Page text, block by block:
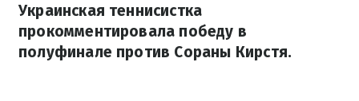
Украинская теннисистка
прокомментировала победу в
полуфинале против Сораны Кирстя.